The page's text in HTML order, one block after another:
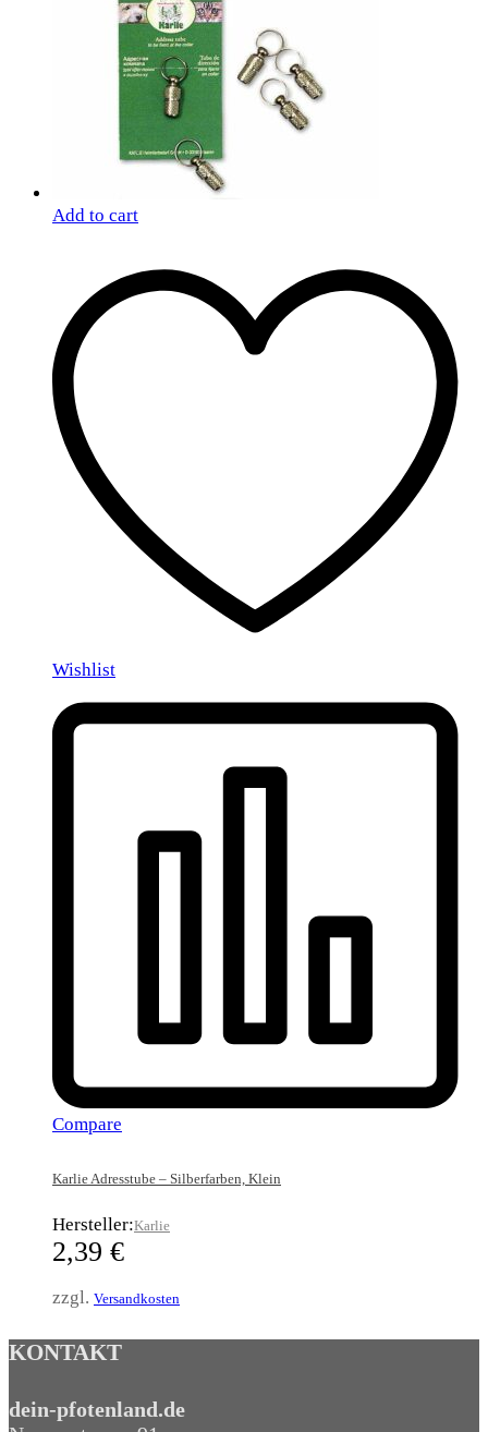
Add to cart
Wishlist
Compare
Karlie Adresstube – Silberfarben, Klein
Hersteller:Karlie
2,39 €
zzgl. Versandkosten
KONTAKT
dein-pfotenland.de